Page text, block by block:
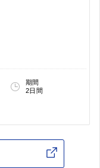
期間
2日間